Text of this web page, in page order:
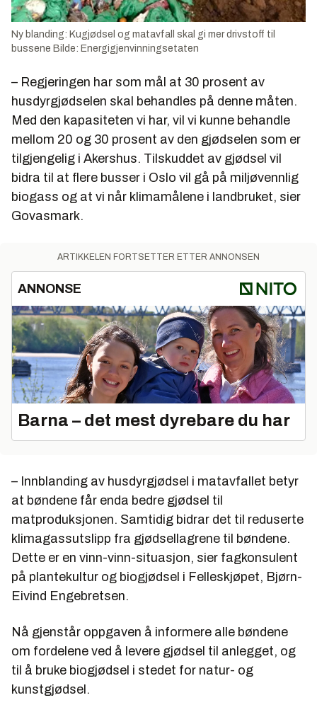
Ny blanding: Kugjødsel og matavfall skal gi mer drivstoff til
bussene Bilde: Energigjenvinningsetaten
– Regjeringen har som mål at 30 prosent av
husdyrgjødselen skal behandles på denne måten.
Med den kapasiteten vi har, vil vi kunne behandle
mellom 20 og 30 prosent av den gjødselen som er
tilgjengelig i Akershus. Tilskuddet av gjødsel vil
bidra til at flere busser i Oslo vil gå på miljøvennlig
biogass og at vi når klimamålene i landbruket, sier
Govasmark.
ARTIKKELEN FORTSETTER ETTER ANNONSEN
ANNONSE
Barna – det mest dyrebare du har
– Innblanding av husdyrgjødsel i matavfallet betyr
at bøndene får enda bedre gjødsel til
matproduksjonen. Samtidig bidrar det til reduserte
klimagassutslipp fra gjødsellagrene til bøndene.
Dette er en vinn-vinn-situasjon, sier fagkonsulent
på plantekultur og biogjødsel i Felleskjøpet, Bjørn-
Eivind Engebretsen.
Nå gjenstår oppgaven å informere alle bøndene
om fordelene ved å levere gjødsel til anlegget, og
til å bruke biogjødsel i stedet for natur- og
kunstgjødsel.